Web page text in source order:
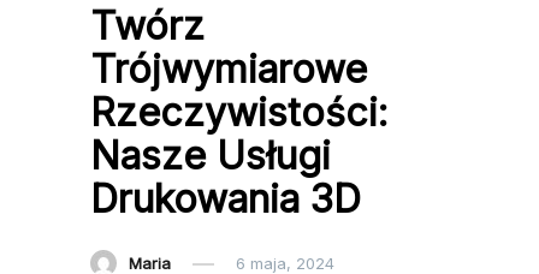
Twórz
Trójwymiarowe
Rzeczywistości:
Nasze Usługi
Drukowania 3D
Maria 6 maja, 2024